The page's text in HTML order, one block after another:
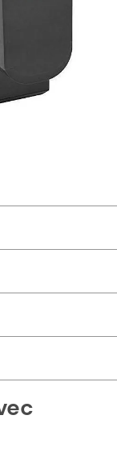
entreprise grâce à
vous pourrez
702HC Lexmark
garantissent
notre toner
pas chers sont